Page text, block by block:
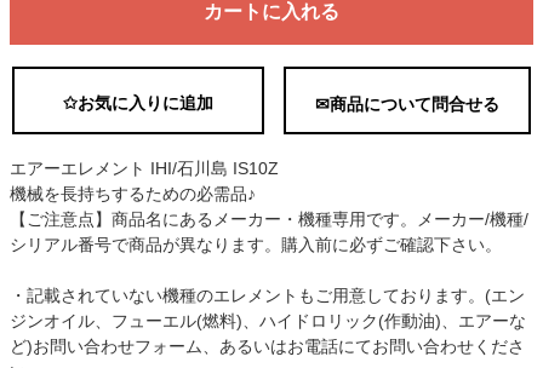
カートに入れる
✩お気に入りに追加 ✉商品について問合せる
エアーエレメント IHI/石川島 IS10Z
機械を長持ちするための必需品♪
【ご注意点】商品名にあるメーカー・機種専用です。メーカー/機種/
シリアル番号で商品が異なります。購入前に必ずご確認下さい。
・記載されていない機種のエレメントもご用意しております。(エン
ジンオイル、フューエル(燃料)、ハイドロリック(作動油)、エアーな
ど)お問い合わせフォーム、あるいはお電話にてお問い合わせくださ